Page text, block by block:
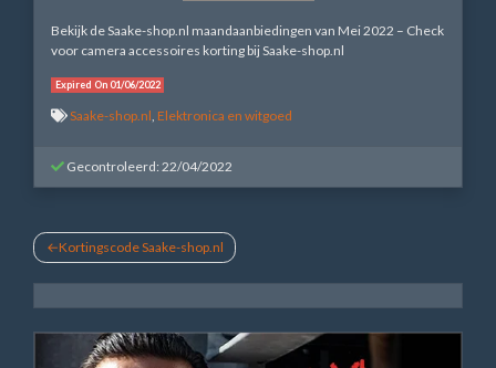
Bekijk de Saake-shop.nl maandaanbiedingen van Mei 2022 – Check
voor camera accessoires korting bij Saake-shop.nl
Expired On 01/06/2022
Saake-shop.nl Elektronica en witgoed
Gecontroleerd: 22/04/2022
Bericht
navigatie
Kortingscode Saake-shop.nl